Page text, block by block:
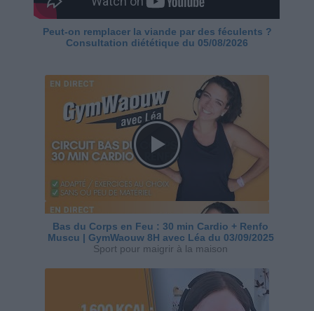
Peut-on remplacer la viande par des féculents ?
Consultation diététique du 05/08/2026
Bas du Corps en Feu : 30 min Cardio + Renfo
Muscu | GymWaouw 8H avec Léa du 03/09/2025
Sport pour maigrir à la maison